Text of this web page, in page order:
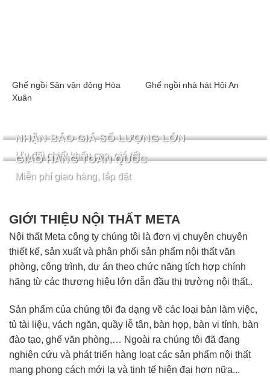
Ghế ngồi Sân vận động Hòa
Xuân
Ghế ngồi nhà hát Hội An
NHẬN BÁO GIÁ SỐ LƯỢNG LỚN
Ưu đãi chiết khấu cao, giá tốt
GIAO HÀNG TOÀN QUỐC
Miễn phí giao hàng, lắp đặt
GIỚI THIỆU NỘI THẤT META
Nội thất Meta công ty chúng tôi là đơn vị chuyên chuyên
thiết kế, sản xuất và phân phối sản phẩm nội thất văn
phòng, công trình, dự án theo chức năng tích hợp chính
hãng từ các thương hiệu lớn dẫn đầu thị trường nội thất..
Sản phẩm của chúng tôi đa dạng về các loại bàn làm việc,
tủ tài liệu, vách ngăn, quầy lễ tân, bàn họp, bàn vi tính, bàn
đào tạo, ghế văn phòng,… Ngoài ra chúng tôi đã đang
nghiên cứu và phát triển hàng loạt các sản phẩm nội thất
mang phong cách mới lạ và tinh tế hiện đại hơn nữa...